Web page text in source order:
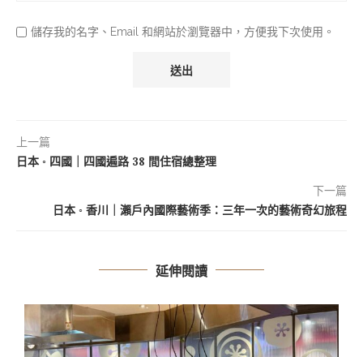
儲存我的名字、Email 和網站於瀏覽器中，方便我下次使用。
上一篇
日本 ◦ 四國｜四國遍路 38 間住宿總整理
下一篇
日本 ◦ 香川｜瀨戶內國際藝術季：三年一次的藝術奇幻旅程
延伸閱讀